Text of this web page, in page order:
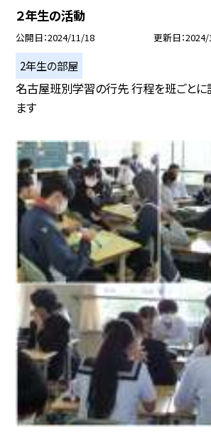
２年生の活動
公開日 2024/11/18 更新日
2年生の部屋
名古屋班別学習の行先 行程を班ごとに
ます